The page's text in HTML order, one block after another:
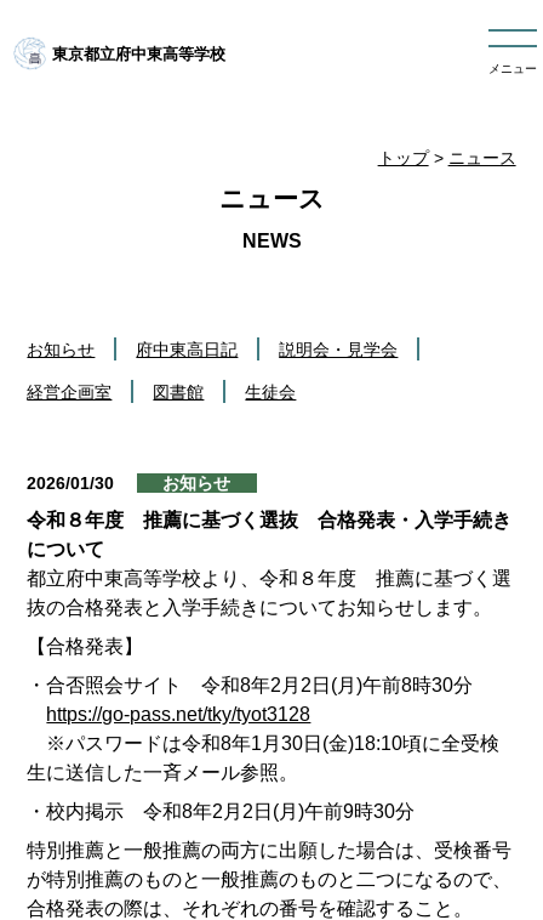
東京都立府中東高等学校
メニュー
トップ> ニュース
ニュース
お知らせ 府中東高日記 説明会・見学会
経営企画室 図書館 生徒会
2026/01/30 お知らせ
令和８年度 推薦に基づく選抜 合格発表・入学手続き
について
都立府中東高等学校より、令和８年度 推薦に基づく選
抜の合格発表と入学手続きについてお知らせします。
【合格発表】
・合否照会サイト 令和8年2月2日(月)午前8時30分
https://go-pass.net/tky/tyot3128
※パスワードは令和8年1月30日(金)18:10頃に全受検
生に送信した一斉メール参照。
・校内掲示 令和8年2月2日(月)午前9時30分
特別推薦と一般推薦の両方に出願した場合は、受検番号
が特別推薦のものと一般推薦のものと二つになるので、
合格発表の際は、それぞれの番号を確認すること。